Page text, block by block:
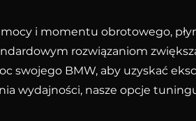
i momentu obrotowego,
rozwiązaniom
swojego BMW, aby uzyskać
wydajności, nasze opcje